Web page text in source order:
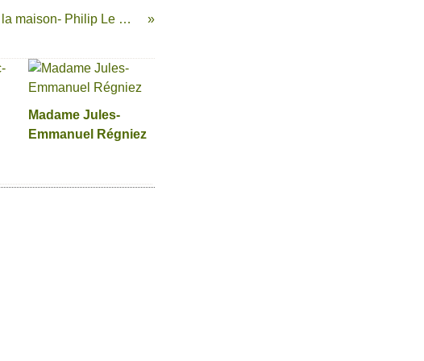
Dans la maison- Philip Le Roy
Madame Jules-
Emmanuel Régniez